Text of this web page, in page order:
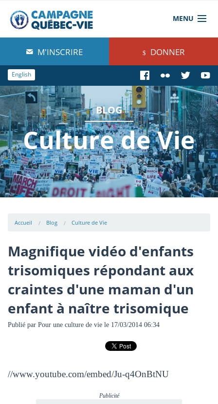
MENU
À propos de nous
Blog
Comprendre
Agir
Boutique
M'INSCRIRE DONNER
English
BLOG
Culture de Vie
Accueil Blog Culture de Vie
Magnifique vidéo d'enfants
trisomiques répondant aux
craintes d'une maman d'un
enfant à naître trisomique
Publié par Pour une culture de viele 17/03/2014 06:34
//www.youtube.com/embed/Ju-q4OnBtNU
Publicité